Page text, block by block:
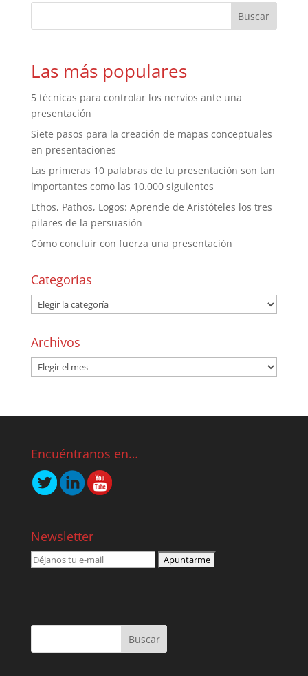
Las más populares
5 técnicas para controlar los nervios ante una
presentación
Siete pasos para la creación de mapas conceptuales
en presentaciones
Las primeras 10 palabras de tu presentación son tan
importantes como las 10.000 siguientes
Ethos, Pathos, Logos: Aprende de Aristóteles los tres
pilares de la persuasión
Cómo concluir con fuerza una presentación
Categorías
Archivos
Encuéntranos en…
Newsletter